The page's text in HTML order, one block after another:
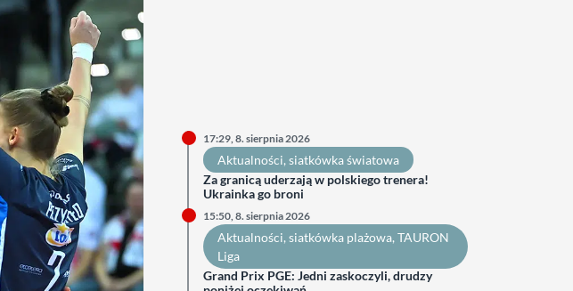
17:29, 8. sierpnia 2026
Aktualności, siatkówka światowa
Za granicą uderzają w polskiego trenera!
Ukrainka go broni
15:50, 8. sierpnia 2026
Aktualności, siatkówka plażowa, TAURON
Liga
Grand Prix PGE: Jedni zaskoczyli, drudzy